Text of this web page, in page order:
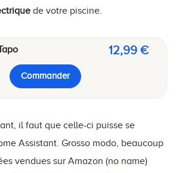
de votre piscine.
12,99 €
Commander
il faut que celle-ci puisse se
Assistant. Grosso modo, beaucoup
vendues sur Amazon (no name)